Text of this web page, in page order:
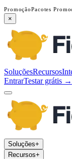
PromoçãoPacotes
×
SoluçõesRecursos
EntrarTestar grátis →
Soluções+
Recursos+